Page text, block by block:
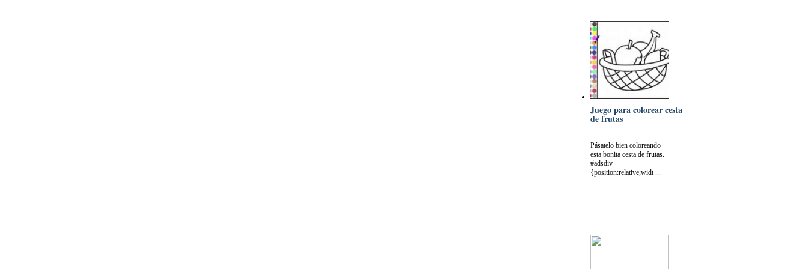
Juego para colorear cesta
de frutas
Pásatelo bien coloreando
esta bonita cesta de frutas.
#adsdiv
{position:relative;widt ...